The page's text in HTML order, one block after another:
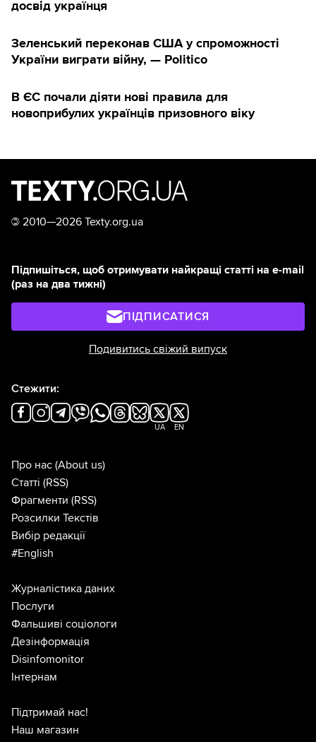
досвід українця
Зеленський переконав США у спроможності
України виграти війну, — Politico
В ЄС почали діяти нові правила для
новоприбулих українців призовного віку
© 2010—2026 Texty.org.ua
Підпишіться, щоб отримувати найкращі статті на e-mail
(раз на два тижні)
ПІДПИСАТИСЯ
Подивитись свіжий випуск
Стежити:
UA EN
Про нас (About us)
Статті (RSS)
Фрагменти (RSS)
Розсилки Текстів
Вибір редакції
#English
Журналістика даних
Послуги
Фальшиві соціологи
Дезінформація
Disinfomonitor
Інтернам
Підтримай нас!
Наш магазин